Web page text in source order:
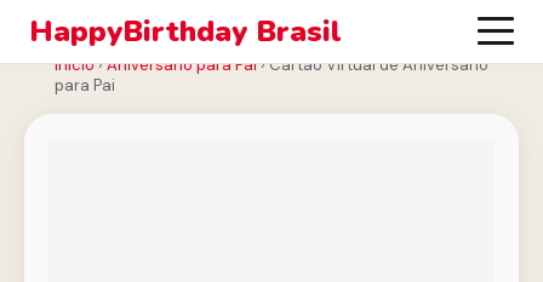
HappyBirthday Brasil
Início›Aniversário para Pai›Cartão Virtual de Aniversário
para Pai